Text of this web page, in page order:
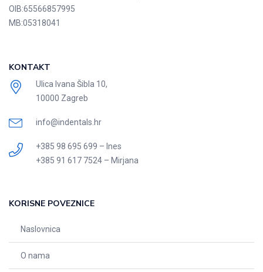
OIB:65566857995
MB:05318041
KONTAKT
Ulica Ivana Šibla 10,
10000 Zagreb
info@indentals.hr
+385 98 695 699 – Ines
+385 91 617 7524 – Mirjana
KORISNE POVEZNICE
Naslovnica
O nama